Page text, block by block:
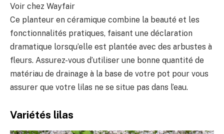
Voir chez Wayfair
Ce planteur en céramique combine la beauté et les
fonctionnalités pratiques, faisant une déclaration
dramatique lorsqu’elle est plantée avec des arbustes à
fleurs. Assurez-vous d’utiliser une bonne quantité de
matériau de drainage à la base de votre pot pour vous
assurer que votre lilas ne se situe pas dans l’eau.
Variétés lilas